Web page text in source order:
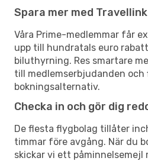
Spara mer med
Våra Prime-medlemmar får
upp till hundratals euro
biluthyrning. Res smartare
till medlemserbjudanden och
bokningsalternativ.
Checka in och gör dig
De flesta flygbolag tillåter
timmar före avgång. När du
skickar vi ett